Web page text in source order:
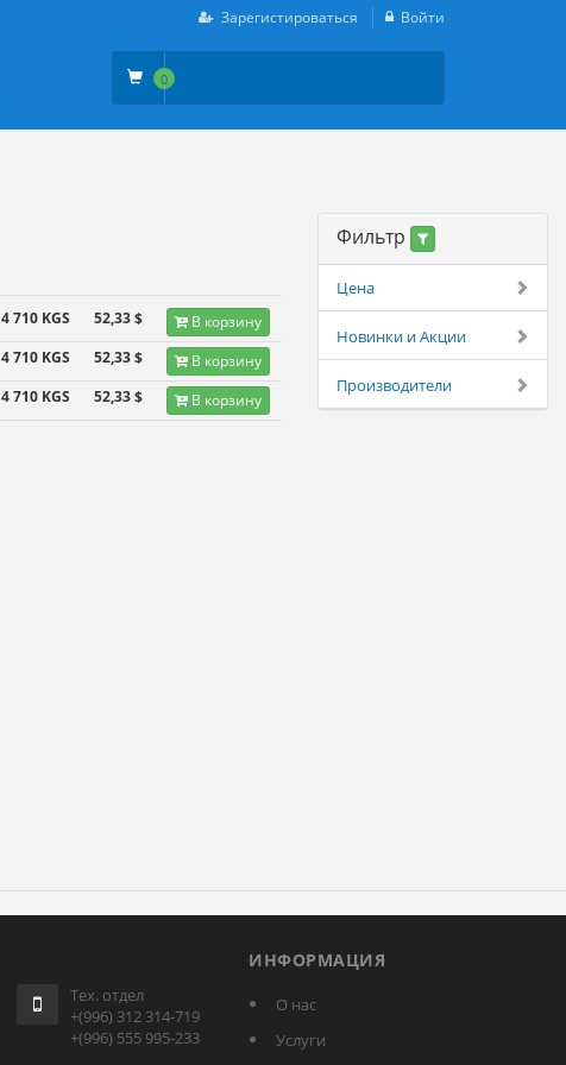
Зарегистироваться Войти
0
В корзину
52,33 $
4 710 KGS
В корзину
52,33 $
4 710 KGS
В корзину
52,33 $
4 710 KGS
Фильтр
Цена
Новинки и Акции
Производители
Тех. отдел
+(996) 312 314-719
+(996) 555 995-233
ИНФОРМАЦИЯ
О нас
Услуги